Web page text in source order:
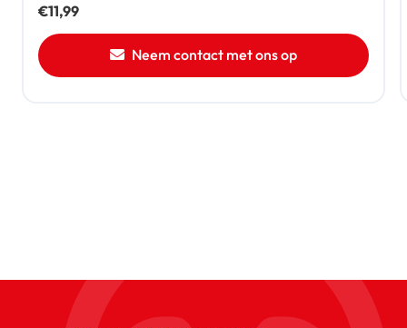
€11,99
Neem contact met ons op